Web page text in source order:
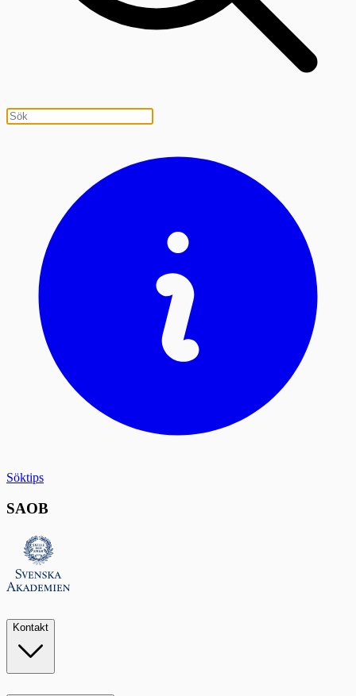
Söktips
SAOB
Kontakt